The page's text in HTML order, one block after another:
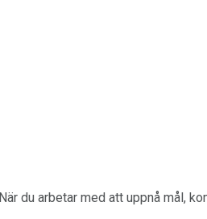
När du arbetar med att uppnå mål,